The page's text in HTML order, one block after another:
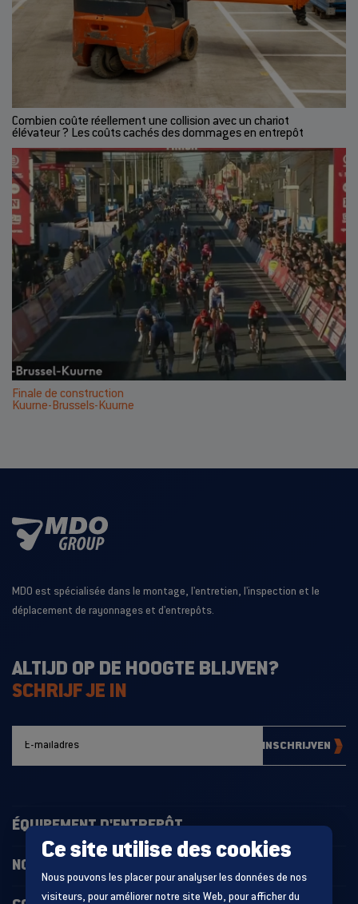
Ce site utilise des cookies
Nous pouvons les placer pour analyser les données de nos
visiteurs, pour améliorer notre site Web, pour afficher du
Combien coûte réellement une collision avec un chariot
élévateur ? Les coûts cachés des dommages en entrepôt
Finale de construction
Kuurne-Brussels-Kuurne
MDO est spécialisée dans le montage, l'entretien, l'inspection et le
déplacement de rayonnages et d'entrepôts.
ALTIJD OP DE HOOGTE BLIJVEN?
SCHRIJF JE IN
INSCHRIJVEN
ÉQUIPEMENT D'ENTREPÔT
NOS PROJETS